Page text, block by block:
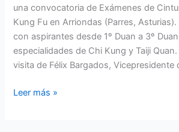
una convocatoria de Exámenes de
Kung Fu en Arriondas (Parres,
con aspirantes desde 1º Duan a 3º
especialidades de Chi Kung y Taiji
visita de Félix Bargados, Vicepresidente
Leer más »